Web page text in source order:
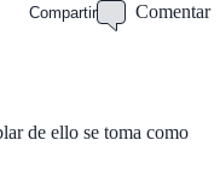
Compartir Comentar
de ello se toma como